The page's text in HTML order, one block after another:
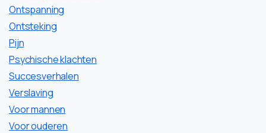
Ontspanning
Ontsteking
Pijn
Psychische klachten
Succesverhalen
Verslaving
Voor mannen
Voor ouderen